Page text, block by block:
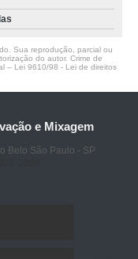
Sua reprodução, parcial ou
do autor. Crime de
– Lei 9610/98 - Lei de direitos
e Mixagem
Belo São Paulo - SP